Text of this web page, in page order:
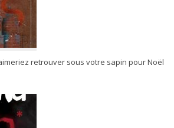
retrouver sous votre sapin pour Noël